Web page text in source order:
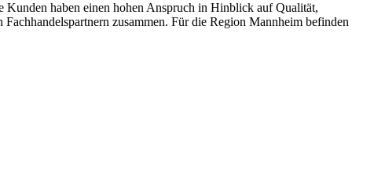
Kunden haben einen hohen Anspruch in Hinblick auf Qualität,
zusammen. Für die Region Mannheim befinden